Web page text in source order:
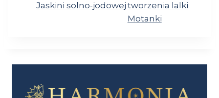
Jaskini solno-jodowej tworzenia lalki
Motanki